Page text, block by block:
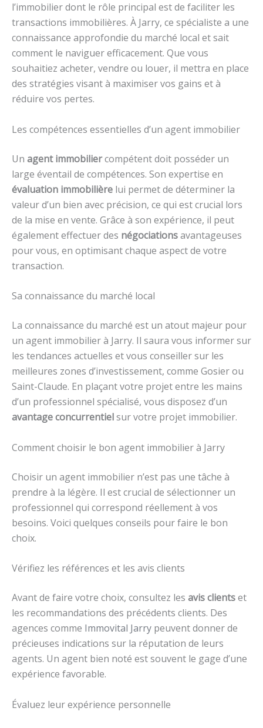
l’immobilier dont le rôle principal est de faciliter les
transactions immobilières. À Jarry, ce spécialiste a une
connaissance approfondie du marché local et sait
comment le naviguer efficacement. Que vous
souhaitiez acheter, vendre ou louer, il mettra en place
des stratégies visant à maximiser vos gains et à
réduire vos pertes.
Les compétences essentielles d’un agent immobilier
Un agent immobiliercompétent doit posséder un
large éventail de compétences. Son expertise en
évaluation immobilière lui permet de déterminer la
valeur d’un bien avec précision, ce qui est crucial lors
de la mise en vente. Grâce à son expérience, il peut
également effectuer des négociationsavantageuses
pour vous, en optimisant chaque aspect de votre
transaction.
Sa connaissance du marché local
La connaissance du marché est un atout majeur pour
un agent immobilier à Jarry. Il saura vous informer sur
les tendances actuelles et vous conseiller sur les
meilleures zones d’investissement, comme Gosier ou
Saint-Claude. En plaçant votre projet entre les mains
d’un professionnel spécialisé, vous disposez d’un
avantage concurrentielsur votre projet immobilier.
Comment choisir le bon agent immobilier à Jarry
Choisir un agent immobilier n’est pas une tâche à
prendre à la légère. Il est crucial de sélectionner un
professionnel qui correspond réellement à vos
besoins. Voici quelques conseils pour faire le bon
choix.
Vérifiez les références et les avis clients
Avant de faire votre choix, consultez les avis clientset
les recommandations des précédents clients. Des
agences comme Immovital Jarry peuvent donner de
précieuses indications sur la réputation de leurs
agents. Un agent bien noté est souvent le gage d’une
expérience favorable.
Évaluez leur expérience personnelle